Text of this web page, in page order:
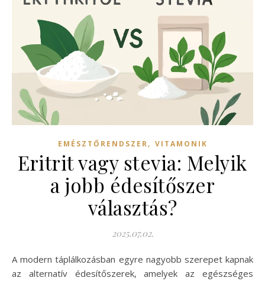
EMÉSZTŐRENDSZER, VITAMONIK
Eritrit vagy stevia: Melyik
a jobb édesítőszer
választás?
2025.07.02.
A modern táplálkozásban egyre nagyobb szerepet kapnak
az alternatív édesítőszerek, amelyek az egészséges